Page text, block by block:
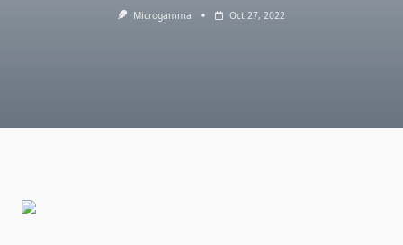
Microgamma Oct 27, 2022